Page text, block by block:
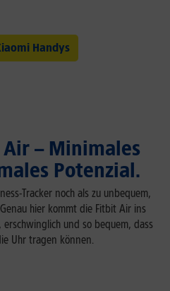
Handys
– Minimales
Potenzial.
Tracker noch als zu unbequem,
hier kommt die Fitbit Air ins
und so bequem, dass
Uhr tragen können.